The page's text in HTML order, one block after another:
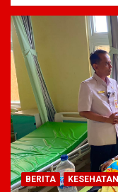
BERITA KESEHATAN